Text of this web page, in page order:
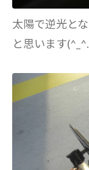
太陽で逆光と
と思います